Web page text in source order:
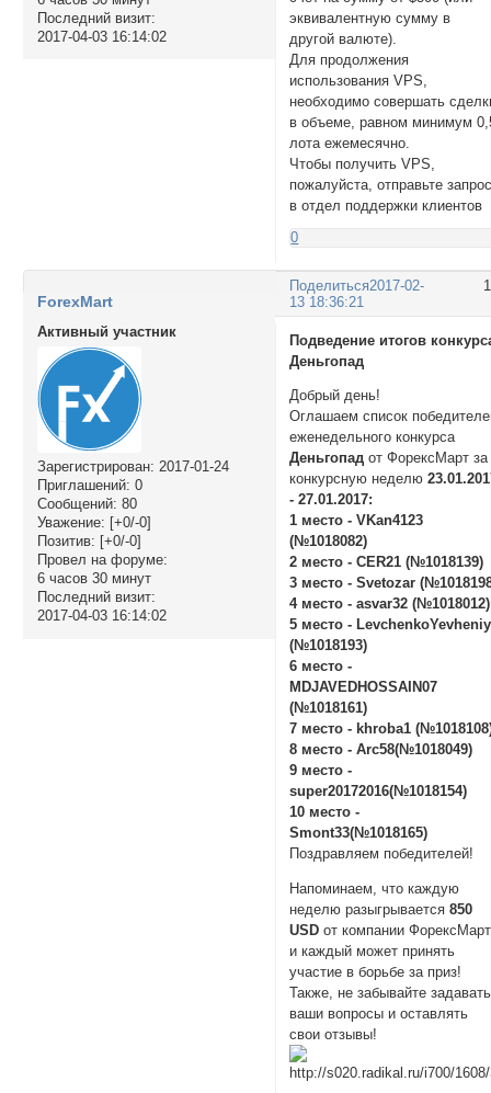
Последний визит:
2017-04-03 16:14:02
эквивалентную сумму в
другой валюте).
Для продолжения
использования VPS,
необходимо совершать
в объеме, равном минимум
лота ежемесячно.
Чтобы получить VPS,
пожалуйста, отправьте
в отдел поддержки клиентов
0
Поделиться2017-02-
13 18:36:21
ForexMart
Активный участник
Зарегистрирован: 2017-01-24
Приглашений: 0
Сообщений: 80
Уважение: [+0/-0]
Позитив: [+0/-0]
Провел на форуме:
6 часов 30 минут
Последний визит:
2017-04-03 16:14:02
Подведение итогов
Деньгопад
Добрый день!
Оглашаем список
еженедельного конкурса
Деньгопад от ФорексМарт за
конкурсную неделю
- 27.01.2017:
1 место - VKan4123
(№1018082)
2 место - CER21 (№1018139)
3 место - Svetozar
4 место - asvar32 (№1018012)
5 место -
(№1018193)
6 место -
MDJAVEDHOSSAIN07
(№1018161)
7 место - khroba1
8 место - Arc58(№1018049)
9 место -
super20172016(№1018154)
10 место -
Smont33(№1018165)
Поздравляем победителей!
Напоминаем, что каждую
неделю разыгрывается850
USD от компании
и каждый может принять
участие в борьбе за приз!
Также, не забывайте задавать
ваши вопросы и оставлять
свои отзывы!